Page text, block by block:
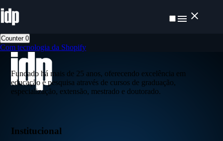
Counter 0
Com tecnologia da Shopify
Fundado há mais de 25 anos, oferecendo excelência em
educação e pesquisa através de cursos de graduação,
especialização, extensão, mestrado e doutorado.
Institucional